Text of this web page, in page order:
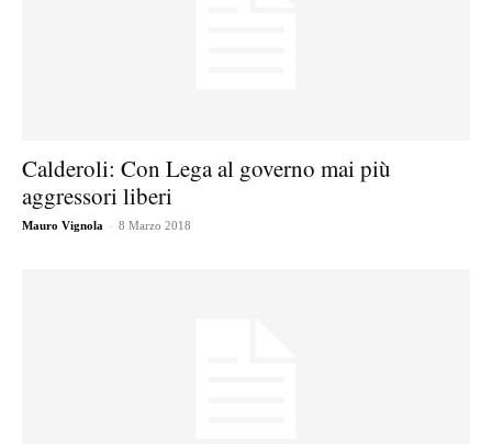
Calderoli: Con Lega al governo mai più
aggressori liberi
Mauro Vignola - 8 Marzo 2018